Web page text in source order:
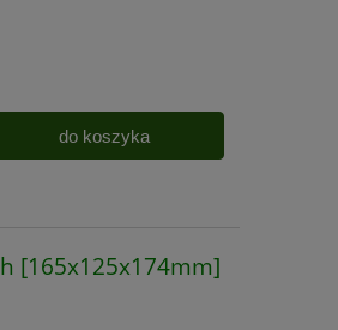
do koszyka
[165x125x174mm]